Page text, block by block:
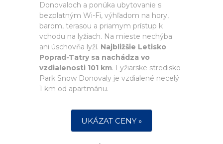
Donovaloch a ponúka ubytovanie s
bezplatným Wi-Fi, výhľadom na hory,
barom, terasou a priamym prístup k
vchodu na lyžiach. Na mieste nechýba
ani úschovňa lyží. Najbližšie Letisko
Poprad-Tatry sa nachádza vo
vzdialenosti 101 km. Lyžiarske stredisko
Park Snow Donovaly je vzdialené necelý
1 km od apartmánu.
UKÁZAT CENY »